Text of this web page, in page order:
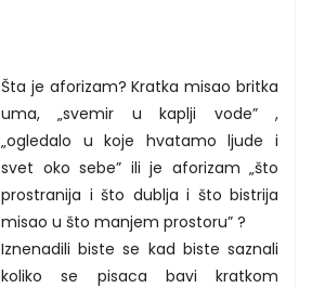
Šta je aforizam? Kratka misao britka
uma, „svemir u kaplji vode” ,
„ogledalo u koje hvatamo ljude i
svet oko sebe” ili je aforizam „što
prostranija i što dublja i što bistrija
misao u što manjem prostoru” ?
Iznenadili biste se kad biste saznali
koliko se pisaca bavi kratkom